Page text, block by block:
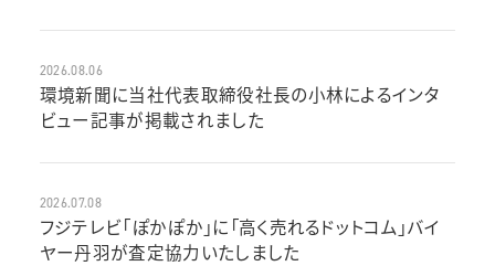
2026.08.06
環境新聞に当社代表取締役社長の小林によるインタ
ビュー記事が掲載されました
2026.07.08
フジテレビ「ぽかぽか」に「高く売れるドットコム」バイ
ヤー丹羽が査定協力いたしました